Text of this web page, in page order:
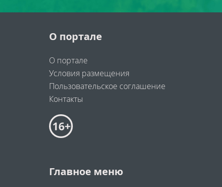
О портале
О портале
Условия размещения
Пользовательское соглашение
Контакты
Главное меню